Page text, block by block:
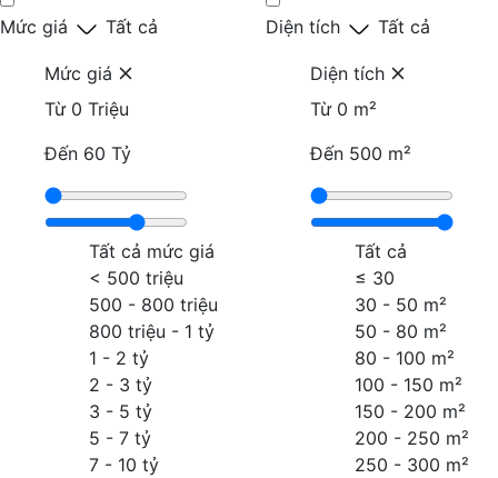
Mức giá Tất cả
Mức giá
Từ 0 Triệu
Đến 60 Tỷ
Tất cả mức giá
< 500 triệu
500 - 800 triệu
800 triệu - 1 tỷ
1 - 2 tỷ
2 - 3 tỷ
3 - 5 tỷ
5 - 7 tỷ
7 - 10 tỷ
Diện tích Tất cả
Diện tích
Từ 0 m²
Đến 500 m²
Tất cả
≤ 30
30 - 50 m²
50 - 80 m²
80 - 100 m²
100 - 150 m²
150 - 200 m²
200 - 250 m²
250 - 300 m²